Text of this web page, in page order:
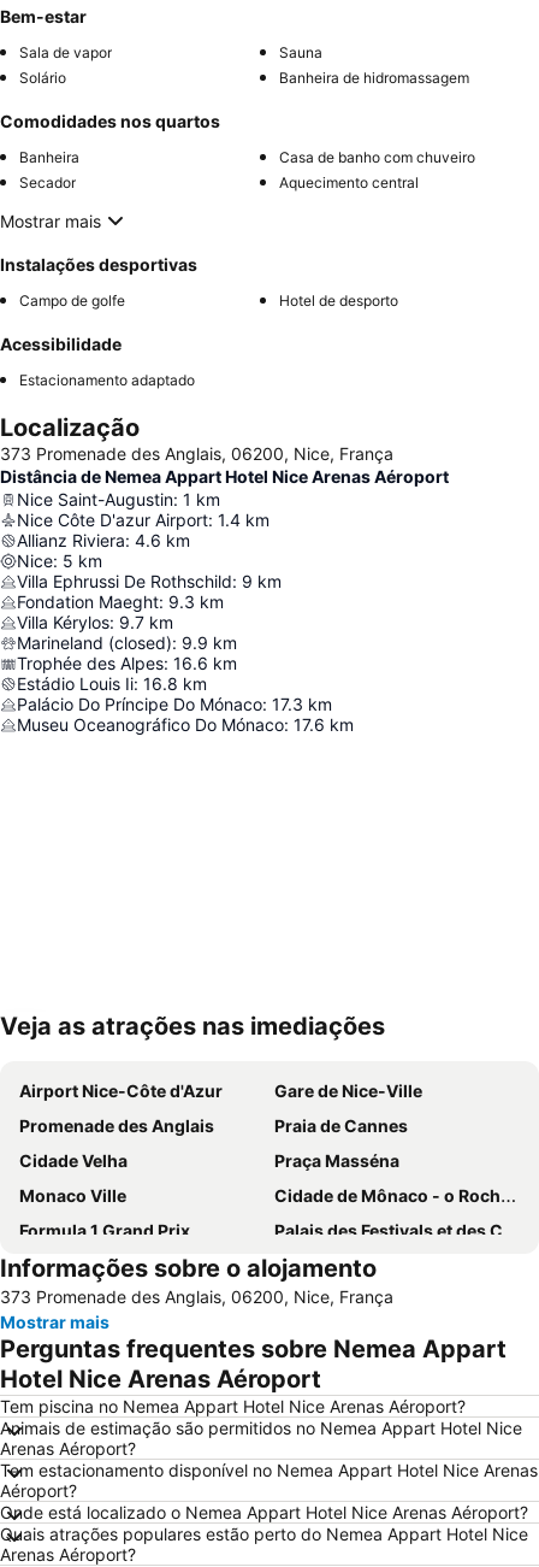
Bem-estar
Sala de vapor
Sauna
Solário
Banheira de hidromassagem
Comodidades nos quartos
Banheira
Casa de banho com chuveiro
Secador
Aquecimento central
Mostrar mais
Instalações desportivas
Campo de golfe Hotel de desporto
Acessibilidade
Estacionamento adaptado
Localização
373 Promenade des Anglais, 06200, Nice, França
Distância de Nemea Appart Hotel Nice Arenas Aéroport
Nice Saint-Augustin: 1 km
Nice Côte D'azur Airport: 1.4 km
Allianz Riviera: 4.6 km
Nice: 5 km
Villa Ephrussi De Rothschild: 9 km
Fondation Maeght: 9.3 km
Villa Kérylos: 9.7 km
Marineland (closed): 9.9 km
Trophée des Alpes: 16.6 km
Estádio Louis Ii: 16.8 km
Palácio Do Príncipe Do Mónaco: 17.3 km
Museu Oceanográfico Do Mónaco: 17.6 km
Ampliar mapa
Veja as atrações nas imediações
Airport Nice-Côte d'Azur
Gare de Nice-Ville
Promenade des Anglais
Praia de Cannes
Cidade Velha
Praça Masséna
Monaco Ville
Cidade de Mônaco - o Rochedo
Formula 1 Grand Prix
Palais des Festivals et des Congrès
Nice Acropolis
Jean-Médecin
Monte-Carlo
Blue Beach
Port de Nice
Antibes - Juan-les-Pins Balnéaires
Antibes Activités
Stazione Ferroviaria San Remo
Riquier
Ironman France - Nice Triathlon
Nice City Tour
Rue de France
Coco Beach
Le vieux Port
Beau Rivage
de la Salis
Fête du Mimosa
Praia Castel
Informações sobre o alojamento
373 Promenade des Anglais, 06200, Nice, França
Mostrar mais
Perguntas frequentes sobre Nemea Appart
Hotel Nice Arenas Aéroport
Tem piscina no Nemea Appart Hotel Nice Arenas Aéroport?
Animais de estimação são permitidos no Nemea Appart Hotel Nice
Arenas Aéroport?
Tem estacionamento disponível no Nemea Appart Hotel Nice Arenas
Aéroport?
Onde está localizado o Nemea Appart Hotel Nice Arenas Aéroport?
Quais atrações populares estão perto do Nemea Appart Hotel Nice
Arenas Aéroport?